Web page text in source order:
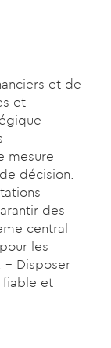
et de
et
mesure
décision.
des
central
les
– Disposer
fiable et